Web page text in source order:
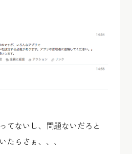
てないし、問題ないだろと
たらさぁ、、、